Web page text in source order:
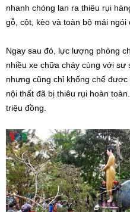
nhanh chóng lan ra thiêu rụi
gỗ, cột, kèo và toàn bộ mái ngói
Ngay sau đó, lực lượng phòng
nhiều xe chữa cháy cùng với sư
nhưng cũng chỉ khống chế
nội thất đã bị thiêu rụi hoàn
triệu đồng.